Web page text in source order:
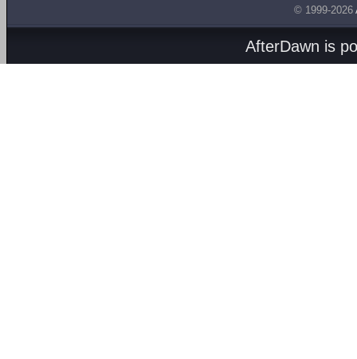
© 1999-2026
AfterDawn is